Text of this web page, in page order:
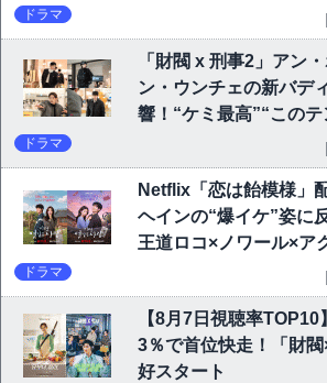
ドラマ
「財閥 x 刑事2」アン
ン・ウンチェの新バデ
響！“ケミ最高”“この
ドラマ
Netflix「恋は飴模様」
ヘインの“爆イケ”姿に
王道ロコ×ノワール×ア
ドラマ
【8月7日視聴率
3％で首位快走！「財
好スタート